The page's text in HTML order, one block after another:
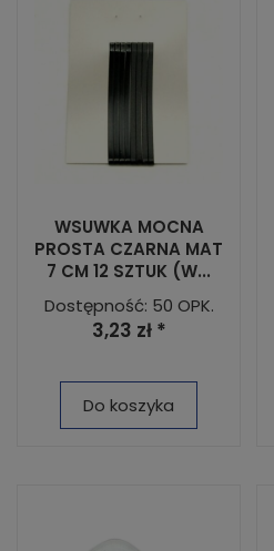
WSUWKA MOCNA
PROSTA CZARNA MAT
7 CM 12 SZTUK (W...
Dostępność: 50 OPK.
3,23 zł *
Do koszyka